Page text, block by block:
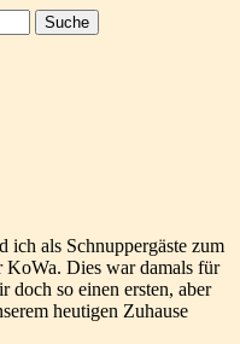
ich als Schnuppergäste zum
KoWa. Dies war damals für
doch so einen ersten, aber
heutigen Zuhause